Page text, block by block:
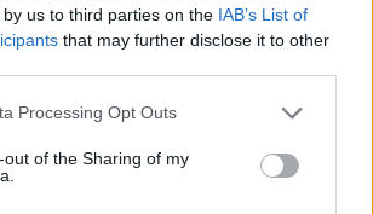
us to third parties on the IAB’s List of
that may further disclose it to other
website/app uses one or more Google
visit or usage behaviour. You may click to
to Google and its third-party tags to
specified purposes in below Google
Processing Opt Outs
out of the Sharing of my
gyerek az oviban: Minden